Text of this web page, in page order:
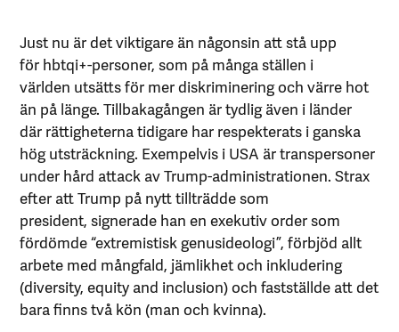
Just nu är det viktigare än någonsin att stå upp
för hbtqi+-personer, som på många ställen i
världen utsätts för mer diskriminering och värre hot
än på länge. Tillbakagången är tydlig även i länder
där rättigheterna tidigare har respekterats i ganska
hög utsträckning. Exempelvis i USA är transpersoner
under hård attack av Trump-administrationen. Strax
efter att Trump på nytt tillträdde som
president, signerade han en exekutiv order som
fördömde “extremistisk genusideologi”, förbjöd allt
arbete med mångfald, jämlikhet och inkludering
(diversity, equity and inclusion) och fastställde att det
bara finns två kön (man och kvinna).